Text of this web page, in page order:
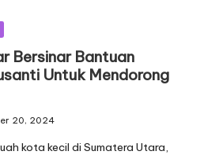
Bersinar Bantuan
Untuk Mendorong
20, 2024
kota kecil di Sumatera Utara,